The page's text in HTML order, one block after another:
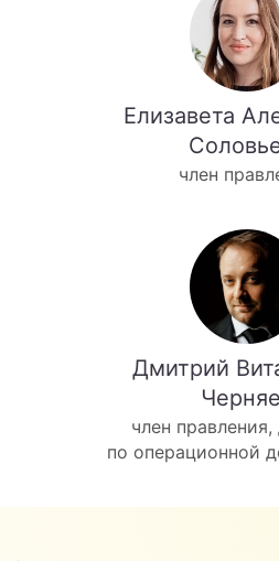
Елизавета
член
Дмитрий
член
по операционной